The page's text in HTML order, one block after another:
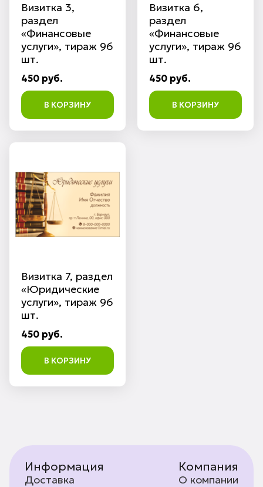
Визитка 3,
раздел
«Финансовые
услуги», тираж 96
шт.
450 руб.
В КОРЗИНУ
Визитка 6,
раздел
«Финансовые
услуги», тираж 96
шт.
450 руб.
В КОРЗИНУ
Визитка 7, раздел
«Юридические
услуги», тираж 96
шт.
450 руб.
В КОРЗИНУ
Информация
Доставка
Компания
О компании